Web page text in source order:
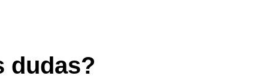
dudas?